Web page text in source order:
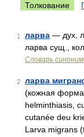
Толкование
1 ларва — дух,
ларва сущ.,
Словарь
2 ларва
(кожная
helminthiasis,
cutanée deu
Larva migrans